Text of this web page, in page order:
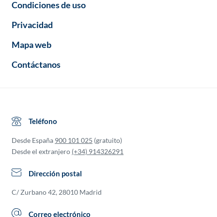
Condiciones de uso
Privacidad
Mapa web
Contáctanos
Teléfono
Desde España 900 101 025 (gratuito)
Desde el extranjero (+34) 914326291
Dirección postal
C/ Zurbano 42, 28010 Madrid
Correo electrónico